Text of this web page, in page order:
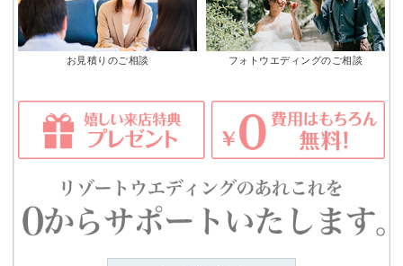
お見積りのご相談 フォトウエディングのご相談